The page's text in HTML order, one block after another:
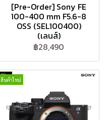
[Pre-Order] Sony FE
100-400 mm F5.6-8
OSS (SEL100400)
(เลนส์)
฿28,490
สินค้าใหม่